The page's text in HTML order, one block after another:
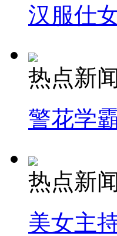
汉服仕
热点新闻
警花学
热点新闻
美女主